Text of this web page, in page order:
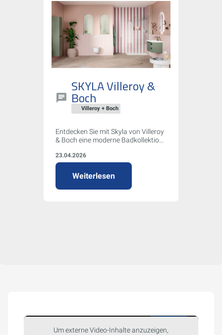
Villeroy + Boch
SKYLA Villeroy &
Boch
Entdecken Sie mit Skyla von Villeroy
& Boch eine moderne Badkollektion,
Kanten und asymmetrischer
Formensprache überzeugt. Flexible
Farb- und Größenoptionen,
nachhaltige WC-Technologie
23.04.2026
Weiterlesen
Um externe Video-Inhalte anzuzeigen,